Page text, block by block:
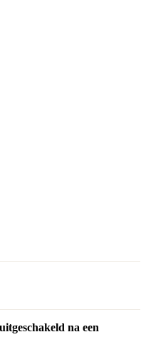
na een